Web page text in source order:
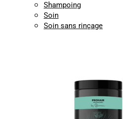
Shampoing
Soin
Soin sans rinçage